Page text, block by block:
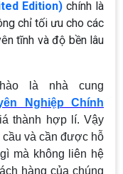
Edition) chính là
chỉ tối ưu cho các
tĩnh và độ bền lâu
là nhà cung
Nghiệp Chính
thành hợp lí. Vậy
và cần được hỗ
mà không liên hệ
hàng của chúng